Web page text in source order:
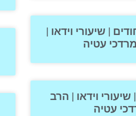
| שיעורי וידאו |
עטיה
וידאו | הרב
עטיה